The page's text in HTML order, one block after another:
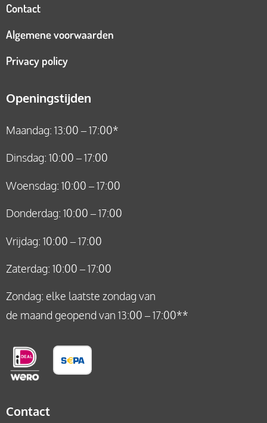
Contact
Algemene voorwaarden
Privacy policy
Openingstijden
Maandag: 13:00 – 17:00*
Dinsdag: 10:00 – 17:00
Woensdag: 10:00 – 17:00
Donderdag: 10:00 – 17:00
Vrijdag: 10:00 – 17:00
Zaterdag: 10:00 – 17:00
Zondag: elke laatste zondag van
de maand geopend van 13:00 – 17:00**
Contact